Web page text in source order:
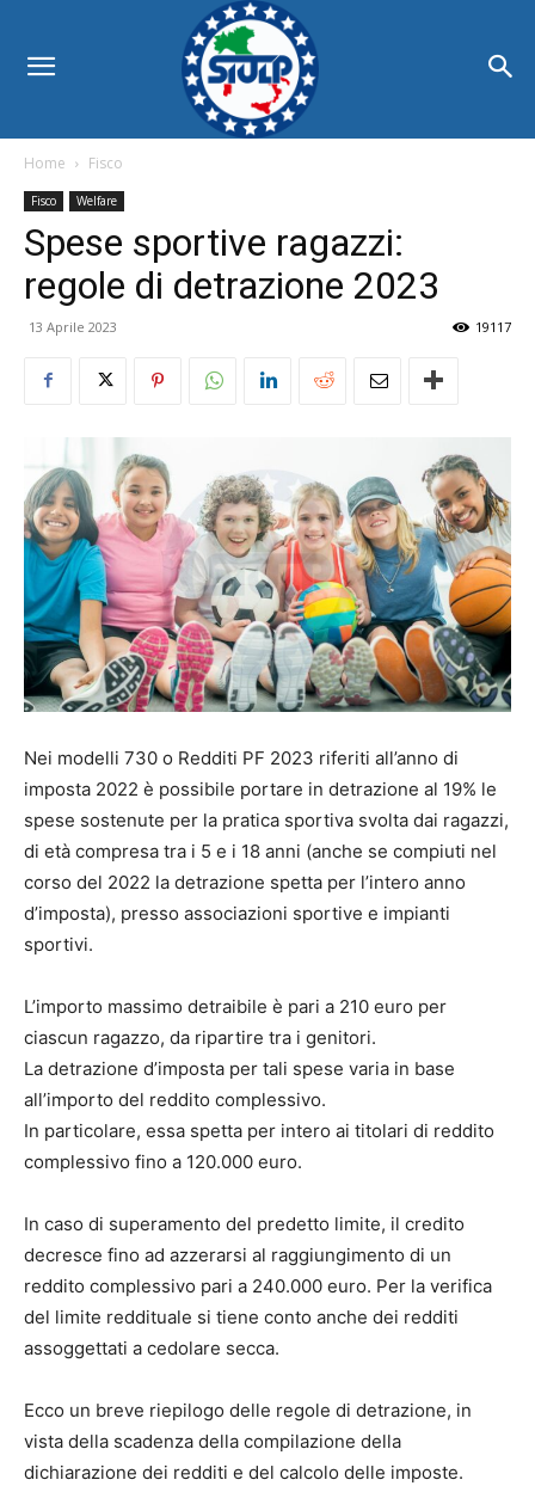
Home Fisco
Fisco Welfare
Spese sportive ragazzi:
regole di detrazione 2023
13 Aprile 2023 19117
Nei modelli 730 o Redditi PF 2023 riferiti all’anno di
imposta 2022 è possibile portare in detrazione al 19% le
spese sostenute per la pratica sportiva svolta dai ragazzi,
di età compresa tra i 5 e i 18 anni (anche se compiuti nel
corso del 2022 la detrazione spetta per l’intero anno
d’imposta), presso associazioni sportive e impianti
sportivi.
L’importo massimo detraibile è pari a 210 euro per
ciascun ragazzo, da ripartire tra i genitori.
La detrazione d’imposta per tali spese varia in base
all’importo del reddito complessivo.
In particolare, essa spetta per intero ai titolari di reddito
complessivo fino a 120.000 euro.
In caso di superamento del predetto limite, il credito
decresce fino ad azzerarsi al raggiungimento di un
reddito complessivo pari a 240.000 euro. Per la verifica
del limite reddituale si tiene conto anche dei redditi
assoggettati a cedolare secca.
Ecco un breve riepilogo delle regole di detrazione, in
vista della scadenza della compilazione della
dichiarazione dei redditi e del calcolo delle imposte.